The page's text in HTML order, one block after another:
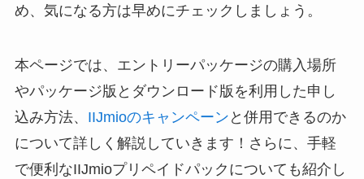
め、気になる方は早めにチェックしましょう。
本ページでは、エントリーパッケージの購入場所
やパッケージ版とダウンロード版を利用した申し
込み方法、 IIJmioのキャンペーン と併用できるのか
について詳しく解説していきます！さらに、手軽
で便利なIIJmioプリペイドパックについても紹介し